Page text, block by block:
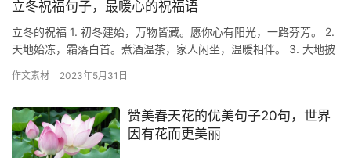
立冬祝福句子，最暖心的祝福语
立冬的祝福 1. 初冬建始，万物皆藏。愿你心有阳光，一路芬芳。 2.
天地始冻，霜落白首。煮酒温茶，家人闲坐，温暖相伴。 3. 大地披
作文素材 2023年5月31日
赞美春天花的优美句子20句，世界
因有花而更美丽